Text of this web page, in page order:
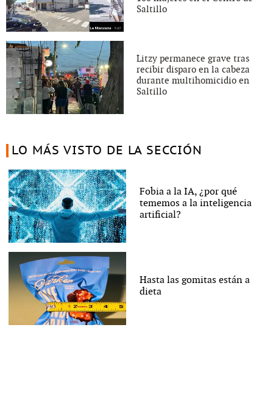
Saltillo
Litzy permanece grave tras
recibir disparo en la cabeza
durante multihomicidio en
Saltillo
LO MÁS VISTO DE LA SECCIÓN
Fobia a la IA, ¿por qué
tememos a la inteligencia
artificial?
Hasta las gomitas están a
dieta